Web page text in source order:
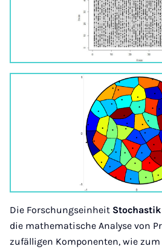
Die Forschungseinheit Stochastik
die mathematische Analyse von
zufälligen Komponenten, wie zum